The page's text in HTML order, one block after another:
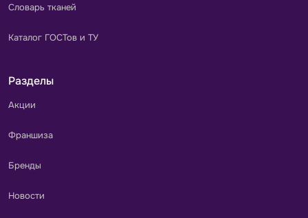
Словарь тканей
Каталог ГОСТов и ТУ
Разделы
Акции
Франшиза
Бренды
Новости